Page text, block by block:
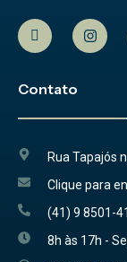
Contato
Rua Tapajós
Clique para
(41) 9 8501-
8h às 17h -